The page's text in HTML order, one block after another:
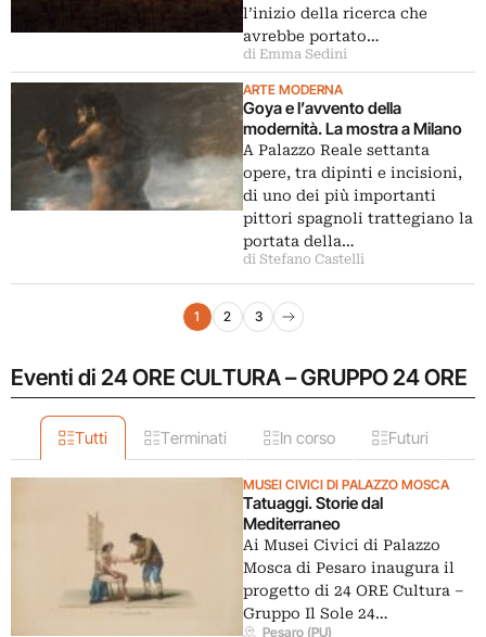
l’inizio della ricerca che
avrebbe portato…
di Emma Sedini
ARTE MODERNA
Goya e l’avvento della
modernità. La mostra a Milano
A Palazzo Reale settanta
opere, tra dipinti e incisioni,
di uno dei più importanti
pittori spagnoli trattegiano la
portata della…
di Stefano Castelli
Navigazione articoli
1 2 3
Pagina successiva
Eventi di 24 ORE CULTURA – GRUPPO 24 ORE
Tutti Terminati In corso Futuri
MUSEI CIVICI DI PALAZZO MOSCA
Tatuaggi. Storie dal
Mediterraneo
Ai Musei Civici di Palazzo
Mosca di Pesaro inaugura il
progetto di 24 ORE Cultura –
Gruppo Il Sole 24…
Pesaro (PU)